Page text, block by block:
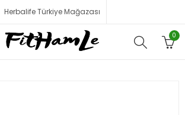
Herbalife Türkiye Mağazası
0